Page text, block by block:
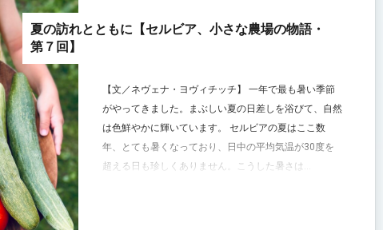
夏の訪れとともに【セルビア、小さな農場の物語・
第７回】
【文／ネヴェナ・ヨヴィチッチ】 一年で最も暑い季節
がやってきました。まぶしい夏の日差しを浴びて、自然
は色鮮やかに輝いています。 セルビアの夏はここ数
年、とても暑くなっており、日中の平均気温が30度を
超える日も珍しくありません。こうした暑さは...